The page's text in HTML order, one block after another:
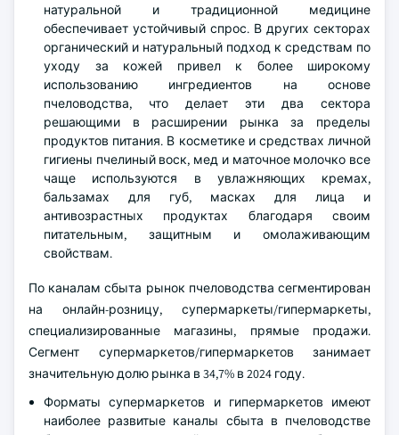
натуральной и традиционной медицине
обеспечивает устойчивый спрос. В других секторах
органический и натуральный подход к средствам по
уходу за кожей привел к более широкому
использованию ингредиентов на основе
пчеловодства, что делает эти два сектора
решающими в расширении рынка за пределы
продуктов питания. В косметике и средствах личной
гигиены пчелиный воск, мед и маточное молочко все
чаще используются в увлажняющих кремах,
бальзамах для губ, масках для лица и
антивозрастных продуктах благодаря своим
питательным, защитным и омолаживающим
свойствам.
По каналам сбыта рынок пчеловодства сегментирован
на онлайн-розницу, супермаркеты/гипермаркеты,
специализированные магазины, прямые продажи.
Сегмент супермаркетов/гипермаркетов занимает
значительную долю рынка в 34,7% в 2024 году.
Форматы супермаркетов и гипермаркетов имеют
наиболее развитые каналы сбыта в пчеловодстве